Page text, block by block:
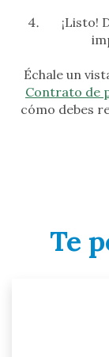
¡Listo!
Échale un
Contrato de
cómo debes
Te